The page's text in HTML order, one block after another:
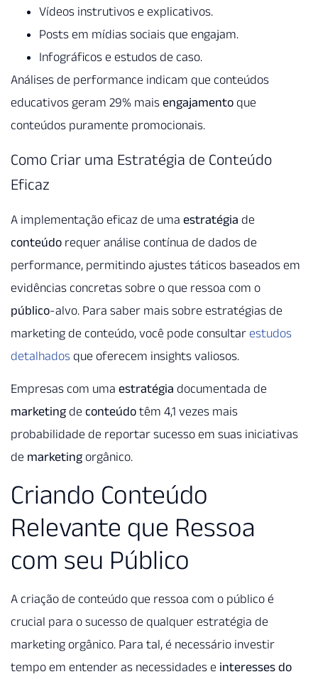
Vídeos instrutivos e explicativos.
Posts em mídias sociais que engajam.
Infográficos e estudos de caso.
Análises de performance indicam que conteúdos
educativos geram 29% mais engajamento que
conteúdos puramente promocionais.
Como Criar uma Estratégia de Conteúdo
Eficaz
A implementação eficaz de uma estratégia de
conteúdo requer análise contínua de dados de
performance, permitindo ajustes táticos baseados em
evidências concretas sobre o que ressoa com o
público-alvo. Para saber mais sobre estratégias de
marketing de conteúdo, você pode consultar estudos
detalhados que oferecem insights valiosos.
Empresas com uma estratégia documentada de
marketingde conteúdo têm 4,1 vezes mais
probabilidade de reportar sucesso em suas iniciativas
de marketingorgânico.
Criando Conteúdo
Relevante que Ressoa
com seu Público
A criação de conteúdo que ressoa com o público é
crucial para o sucesso de qualquer estratégia de
marketing orgânico. Para tal, é necessário investir
tempo em entender as necessidades e interesses do